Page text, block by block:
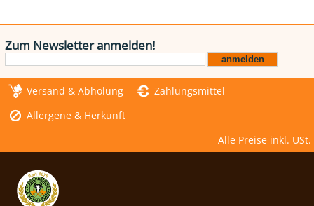
Zum Newsletter anmelden!
Versand & Abholung
Zahlungsmittel
Allergene & Herkunft
Alle Preise inkl. USt.